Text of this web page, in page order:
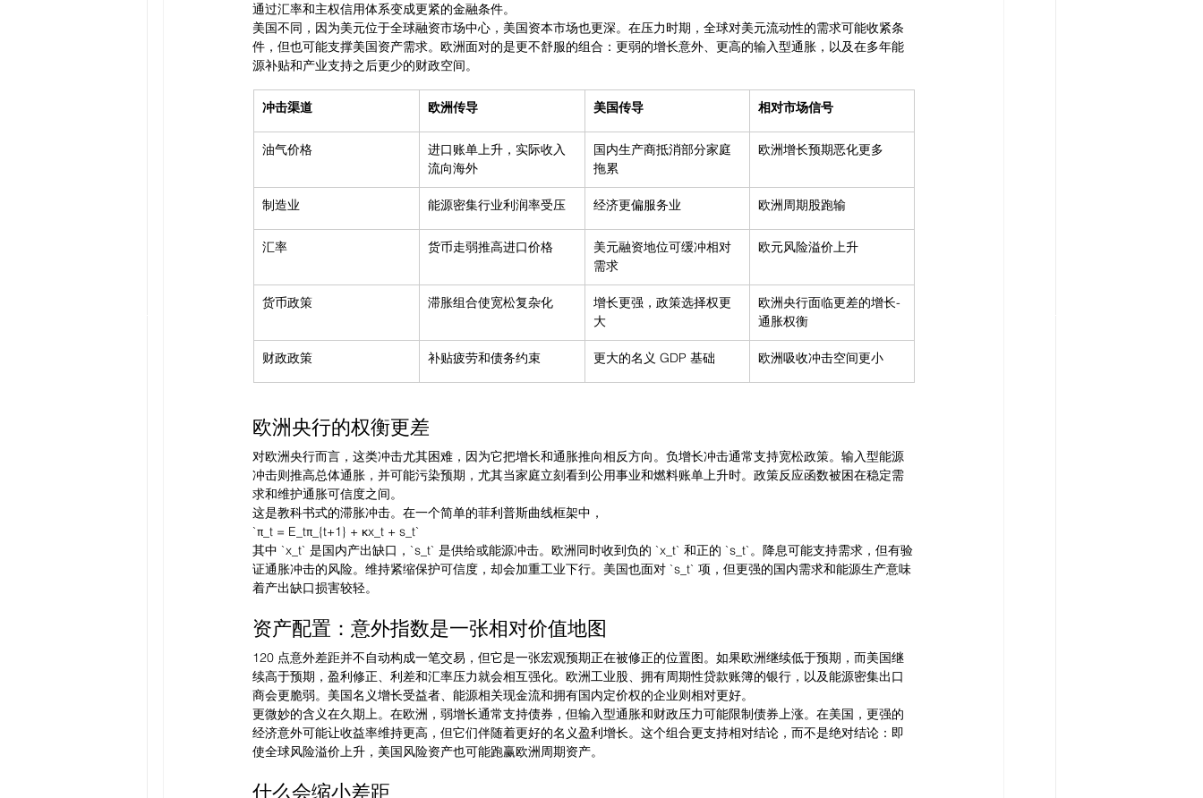
通过汇率和主权信用体系变成更紧的金融条件。
美国不同，因为美元位于全球融资市场中心，美国资本市场也更深。在压力时期，全球对美元流动性的需求可能收紧条
件，但也可能支撑美国资产需求。欧洲面对的是更不舒服的组合：更弱的增长意外、更高的输入型通胀，以及在多年能
源补贴和产业支持之后更少的财政空间。
冲击渠道 欧洲传导 美国传导 相对市场信号
油气价格
进口账单上升，实际收入
流向海外
国内生产商抵消部分家庭
拖累
欧洲增长预期恶化更多
制造业 能源密集行业利润率受压 经济更偏服务业 欧洲周期股跑输
汇率 货币走弱推高进口价格
美元融资地位可缓冲相对
需求
欧元风险溢价上升
货币政策 滞胀组合使宽松复杂化
增长更强，政策选择权更
大
欧洲央行面临更差的增长-
通胀权衡
财政政策 补贴疲劳和债务约束 更大的名义 GDP 基础 欧洲吸收冲击空间更小
欧洲央行的权衡更差
对欧洲央行而言，这类冲击尤其困难，因为它把增长和通胀推向相反方向。负增长冲击通常支持宽松政策。输入型能源
冲击则推高总体通胀，并可能污染预期，尤其当家庭立刻看到公用事业和燃料账单上升时。政策反应函数被困在稳定需
求和维护通胀可信度之间。
这是教科书式的滞胀冲击。在一个简单的菲利普斯曲线框架中，
`π_t = E_tπ_{t+1} + κx_t + s_t`
其中 `x_t` 是国内产出缺口，`s_t` 是供给或能源冲击。欧洲同时收到负的 `x_t` 和正的 `s_t`。降息可能支持需求，但有验
证通胀冲击的风险。维持紧缩保护可信度，却会加重工业下行。美国也面对 `s_t` 项，但更强的国内需求和能源生产意味
着产出缺口损害较轻。
资产配置：意外指数是一张相对价值地图
120 点意外差距并不自动构成一笔交易，但它是一张宏观预期正在被修正的位置图。如果欧洲继续低于预期，而美国继
续高于预期，盈利修正、利差和汇率压力就会相互强化。欧洲工业股、拥有周期性贷款账簿的银行，以及能源密集出口
商会更脆弱。美国名义增长受益者、能源相关现金流和拥有国内定价权的企业则相对更好。
更微妙的含义在久期上。在欧洲，弱增长通常支持债券，但输入型通胀和财政压力可能限制债券上涨。在美国，更强的
经济意外可能让收益率维持更高，但它们伴随着更好的名义盈利增长。这个组合更支持相对结论，而不是绝对结论：即
使全球风险溢价上升，美国风险资产也可能跑赢欧洲周期资产。
什么会缩小差距